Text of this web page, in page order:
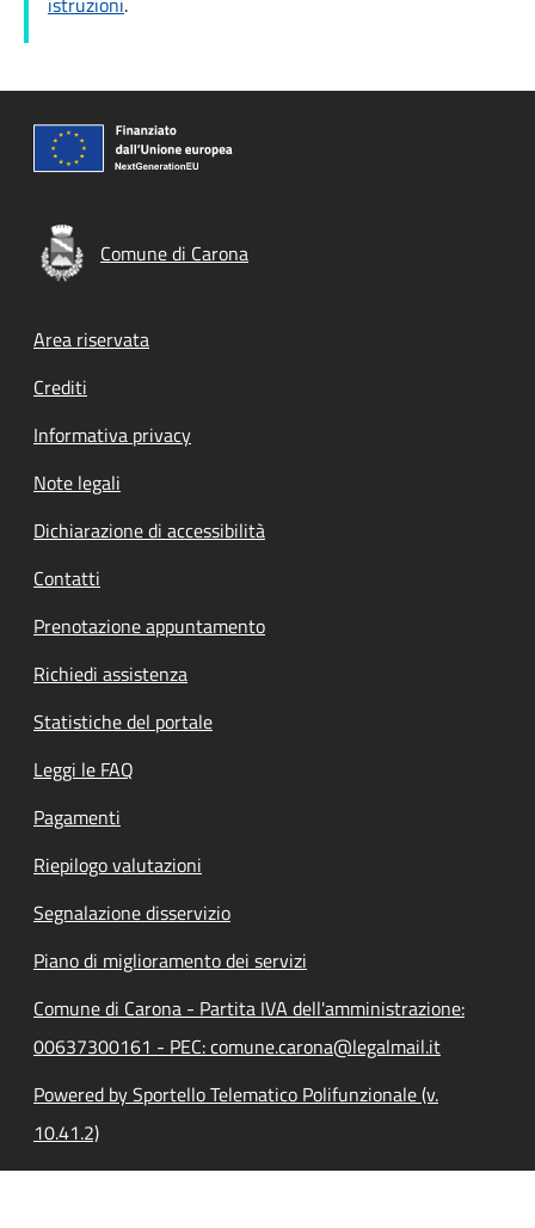
Comune di Carona
Footer menu
Area riservata
Crediti
Informativa privacy
Note legali
Dichiarazione di accessibilità
Contatti
Prenotazione appuntamento
Richiedi assistenza
Statistiche del portale
Leggi le FAQ
Pagamenti
Riepilogo valutazioni
Segnalazione disservizio
Piano di miglioramento dei servizi
Comune di Carona - Partita IVA dell'amministrazione:
00637300161 - PEC: comune.carona@legalmail.it
Powered by Sportello Telematico Polifunzionale (v.
10.41.2)